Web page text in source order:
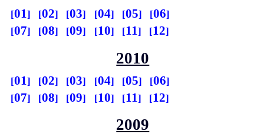
01 02 03 04 05
06
07
08 09 10 11 12
2010
01 02 03 04 05
06
07
08 09 10 11 12
2009